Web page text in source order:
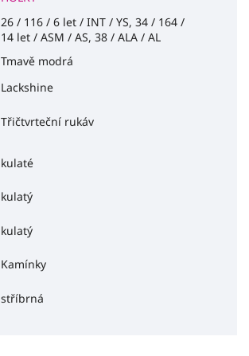
26 / 116 / 6 let / INT / YS, 34 / 164 /
14 let / ASM / AS, 38 / ALA / AL
Tmavě modrá
Lackshine
Třičtvrteční rukáv
kulaté
kulatý
kulatý
Kamínky
stříbrná